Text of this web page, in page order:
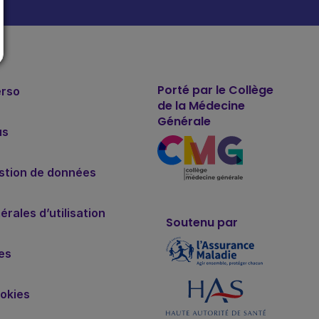
de données
d’utilisation
Porté par le Collège
de la Médecine
Générale
Soutenu par